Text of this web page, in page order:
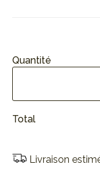
Quantité
Total
Livraison